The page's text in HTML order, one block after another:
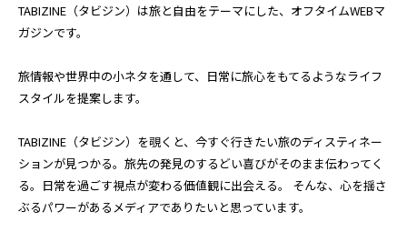
TABIZINE（タビジン）は旅と自由をテーマにした、オフタイムWEBマ
ガジンです。
旅情報や世界中の小ネタを通して、日常に旅心をもてるようなライフ
スタイルを提案します。
TABIZINE（タビジン）を覗くと、今すぐ行きたい旅のディスティネー
ションが見つかる。旅先の発見のするどい喜びがそのまま伝わってく
る。日常を過ごす視点が変わる価値観に出会える。 そんな、心を揺さ
ぶるパワーがあるメディアでありたいと思っています。